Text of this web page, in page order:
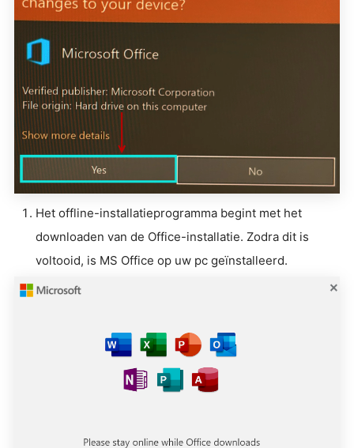
Het offline-installatieprogramma begint met het
downloaden van de Office-installatie. Zodra dit is
voltooid, is MS Office op uw pc geïnstalleerd.